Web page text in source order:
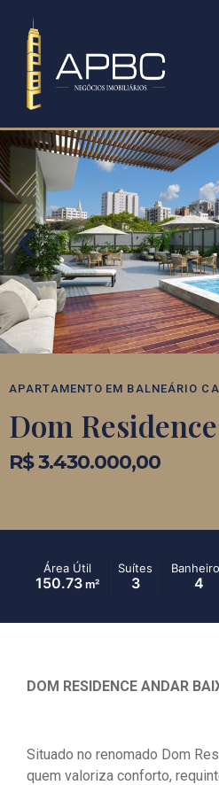
APARTAMENTO EM BALNEÁRIO
Dom
R$ 3.430.000,00
Área Útil
150.73 m²
Suítes
3 4
DOM RESIDENCE ANDAR
Situado no renomado Dom
quem valoriza conforto,